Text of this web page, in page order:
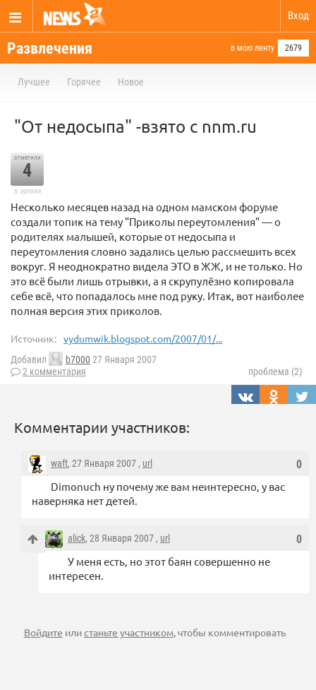
Вход
Развлечения в мою ленту 2679
Лучшее Горячее Новое
"От недосыпа" -взято с nnm.ru
отметили
4
в архиве
Несколько месяцев назад на одном мамском форуме
создали топик на тему "Приколы переутомления" — о
родителях малышей, которые от недосыпа и
переутомления словно задались целью рассмешить всех
вокруг. Я неоднократно видела ЭТО в ЖЖ, и не только. Но
это всё были лишь отрывки, а я скрупулёзно копировала
себе всё, что попадалось мне под руку. Итак, вот наиболее
полная версия этих приколов.
Источник: vydumwik.blogspot.com/2007/01/...
Добавил b7000 27 Января 2007
2 комментария
проблема (2)
Комментарии участников:
0
waft, 27 Января 2007 , url
Dimonuch ну почему же вам неинтересно, у вас
наверняка нет детей.
0
alick, 28 Января 2007 , url
У меня есть, но этот баян совершенно не
интересен.
Войдите илистаньте участником, чтобы комментировать